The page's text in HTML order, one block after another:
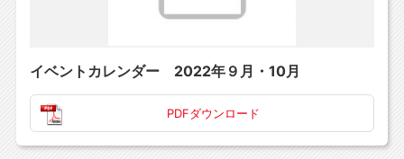
イベントカレンダー 2022年９月・10月
PDFダウンロード